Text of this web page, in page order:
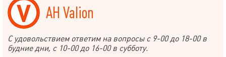
АН Valion
С удовольствием ответим на вопросы с 9-00 до 18-00 в
будние дни, с 10-00 до 16-00 в субботу.